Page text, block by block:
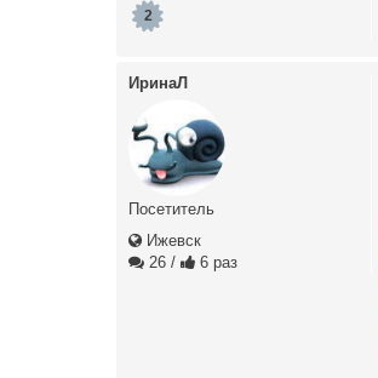
2
ИринаЛ
Посетитель
Ижевск
26 / 6 раз